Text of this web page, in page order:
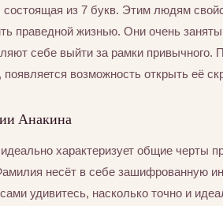
из 7 букв. Этим людям
праведной жизнью. Они очень
себе выйти за рамки привычного.
возможность открыть её
Анакина
характеризует общие черты
несёт в себе зашифрованную
удивитесь, насколько точно и